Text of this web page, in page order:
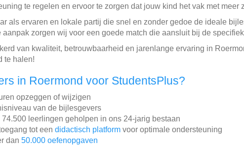
te regelen en ervoor te zorgen dat jouw kind het vak met meer
als ervaren en lokale partij die snel en zonder gedoe de ideale
zorgen wij voor een goede match die aansluit bij de
van kwaliteit, betrouwbaarheid en jarenlange ervaring in
te halen!
in Roermond voor StudentsPlus?
opzeggen of wijzigen
van de bijlesgevers
leerlingen geholpen in ons 24-jarig bestaan
tot een didactisch platform voor optimale ondersteuning
dan 50.000 oefenopgaven